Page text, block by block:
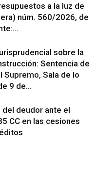
a la luz de
núm. 560/2026, de
sobre la
Sentencia de
Supremo, Sala de lo
9 de...
deudor ante el
CC en las cesiones